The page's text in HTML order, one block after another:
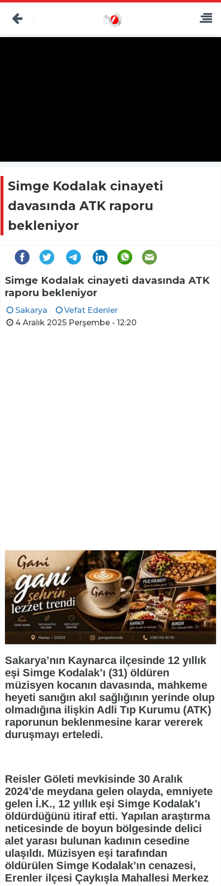
Simge Kodalak cinayeti
davasında ATK raporu
bekleniyor
Simge Kodalak cinayeti davasında ATK
raporu bekleniyor
Sakarya
Vefat Edenler
4 Aralık 2025 Perşembe - 12:20
Sakarya’nın Kaynarca ilçesinde 12 yıllık
eşi Simge Kodalak’ı (31) öldüren
müzisyen kocanın davasında, mahkeme
heyeti sanığın akıl sağlığının yerinde olup
olmadığına ilişkin Adli Tıp Kurumu (ATK)
raporunun beklenmesine karar vererek
duruşmayı erteledi.
Reisler Göleti mevkisinde 30 Aralık
2024’de meydana gelen olayda, emniyete
gelen İ.K., 12 yıllık eşi Simge Kodalak’ı
öldürdüğünü itiraf etti. Yapılan araştırma
neticesinde de boyun bölgesinde delici
alet yarası bulunan kadının cesedine
ulaşıldı. Müzisyen eşi tarafından
öldürülen Simge Kodalak’ın cenazesi,
Erenler ilçesi Çaykışla Mahallesi Merkez